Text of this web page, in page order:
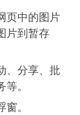
页中的图片
片到暂存
、分享、批
。
。